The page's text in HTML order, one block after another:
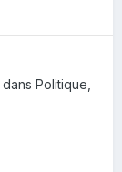
dans Politique,